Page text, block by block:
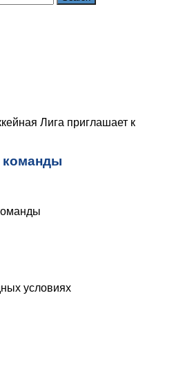
Лига приглашает к
команды
условиях